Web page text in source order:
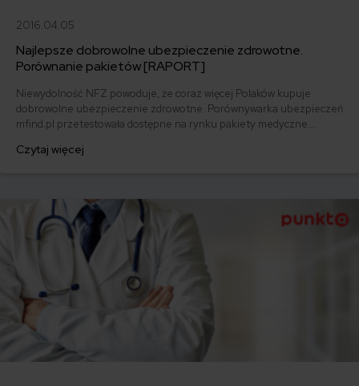
2016.04.05
Najlepsze dobrowolne ubezpieczenie zdrowotne.
Porównanie pakietów [RAPORT]
Niewydolność NFZ powoduje, że coraz więcej Polaków kupuje
dobrowolne ubezpieczenie zdrowotne. Porównywarka ubezpieczeń
mfind.pl przetestowała dostępne na rynku pakiety medyczne.
najlepsze.
Czytaj więcej